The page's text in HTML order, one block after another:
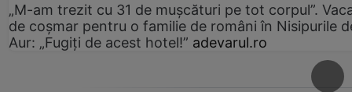
„M-am trezit cu 31 de mușcături pe tot corpul”.
de coșmar pentru o familie de români în Nisipurile
Aur: „Fugiți de acest hotel!” adevarul.ro